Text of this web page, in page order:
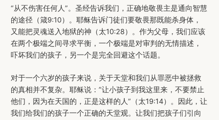
“从不伤害任何人”。圣经告诉我们，正确地敬畏主是通向智慧
的途径（箴9:10）。耶稣告诉门徒们要敬畏那既能杀身体，
又能把灵魂送入地狱的神（太10:28）。作为父母，我们应该
在两个极端之间寻求平衡，一个极端是对审判的无情描述，
吓坏我们的孩子，另一个是完全回避这个话题。
对于一个六岁的孩子来说，关于天堂和我们从罪恶中被拯救
的真相并不复杂。耶稣说：”让小孩子到我这里来，不要禁止
他们，因为在天国的，正是这样的人”（太19:14）。因此，让
我们给我们的孩子一个正确的天堂观。让我们把孩子们引向